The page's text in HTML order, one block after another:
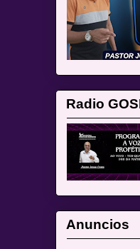
Radio
Anuncios